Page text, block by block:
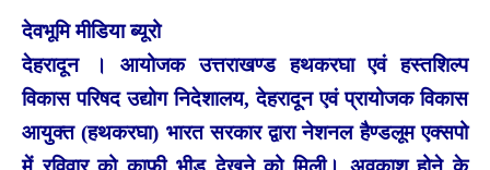
देवभूमि मीडिया ब्यूरो
देहरादून । आयोजक उत्तराखण्ड हथकरघा एवं हस्तशिल्प
विकास परिषद उद्योग निदेशालय, देहरादून एवं प्रायोजक विकास
आयुक्त (हथकरघा) भारत सरकार द्वारा नेशनल हैण्डलूम एक्सपो